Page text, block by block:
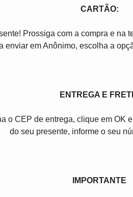
CARTÃO:
Prossiga com a compra e
enviar em Anônimo, escolha a
ENTREGA E
o CEP de entrega, clique em
do seu presente, informe o seu
IMPORTANTE